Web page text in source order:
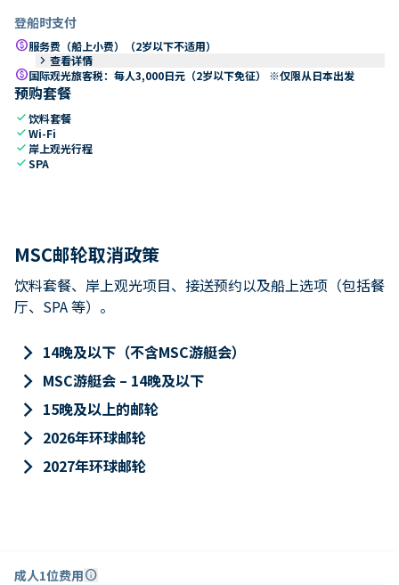
登船时支付
paid服务费（船上小费）（2岁以下不适用）
keyboard_arrow_right 查看详情
paid国际观光旅客税：每人3,000日元（2岁以下免征） ※仅限从日本出发
预购套餐
check饮料套餐
checkWi-Fi
check 岸上观光行程
checkSPA
MSC邮轮取消政策
饮料套餐、岸上观光项目、接送预约以及船上选项（包括餐
厅、SPA 等）。
keyboard_arrow_right 14晚及以下（不含MSC游艇会）
keyboard_arrow_right MSC游艇会 – 14晚及以下
keyboard_arrow_right 15晚及以上的邮轮
keyboard_arrow_right 2026年环球邮轮
keyboard_arrow_right 2027年环球邮轮
成人1位费用info